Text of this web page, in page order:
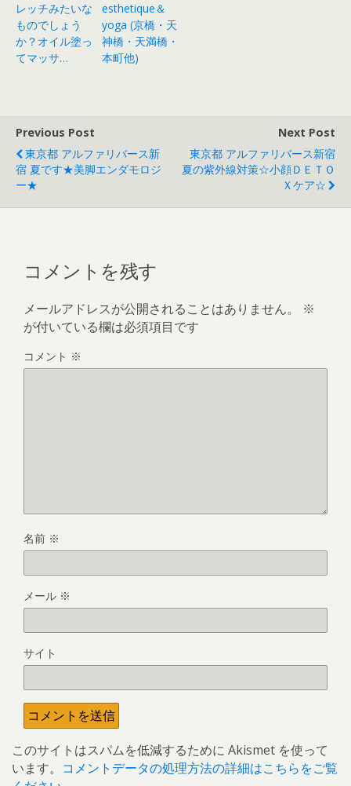
レッチみたいな
ものでしょう
か？オイル塗っ
てマッサ…
esthetique＆
yoga (京橋・天
神橋・天満橋・
本町他)
Previous Post
東京都 アルファリバース新
宿 夏です★美脚エンダモロジ
ー★
Next Post
東京都 アルファリバース新宿
夏の紫外線対策☆小顔ＤＥＴＯ
Ｘケア☆
コメントを残す
メールアドレスが公開されることはありません。
※
が付いている欄は必須項目です
コメント ※
名前 ※
メール ※
サイト
このサイトはスパムを低減するために Akismet を使って
います。 コメントデータの処理方法の詳細はこちらをご覧